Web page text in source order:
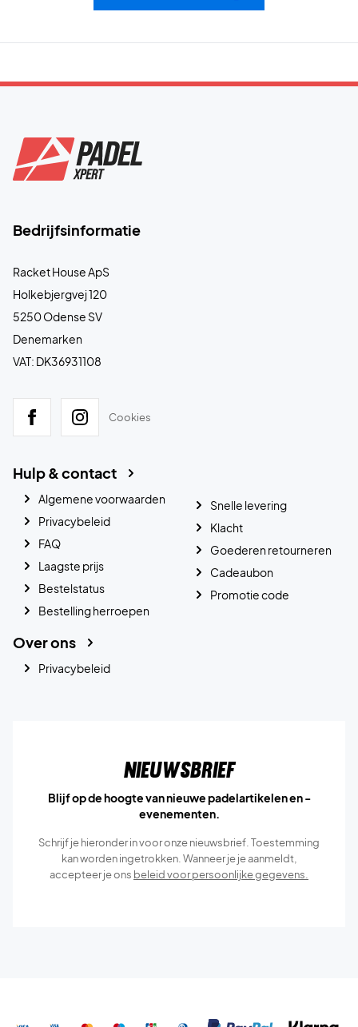
Bedrijfsinformatie
Racket House ApS
Holkebjergvej 120
5250 Odense SV
Denemarken
VAT: DK36931108
Cookies
Hulp & contact
Algemene voorwaarden
Privacybeleid
FAQ
Laagste prijs
Bestelstatus
Bestelling herroepen
Snelle levering
Klacht
Goederen retourneren
Cadeaubon
Promotie code
Over ons
Privacybeleid
Nieuwsbrief
Blijf op de hoogte van nieuwe padelartikelen en -
evenementen.
Schrijf je hieronder in voor onze nieuwsbrief. Toestemming
kan worden ingetrokken. Wanneer je je aanmeldt,
accepteer je ons beleid voor persoonlijke gegevens.